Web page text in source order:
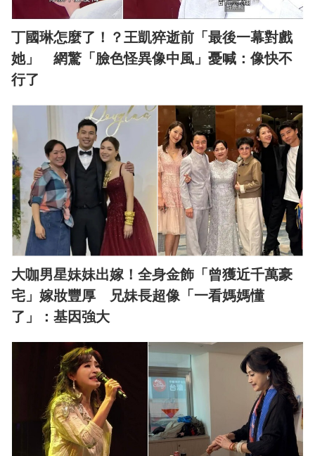
丁國琳怎麼了！？王凱猝逝前「最後一幕對戲
她」 網驚「臉色怪異像中風」憂喊：像快不
行了
大咖男星妹妹出嫁！全身金飾「曾獲近千萬豪
宅」嫁妝豐厚 兄妹長超像「一看媽媽懂
了」：基因強大